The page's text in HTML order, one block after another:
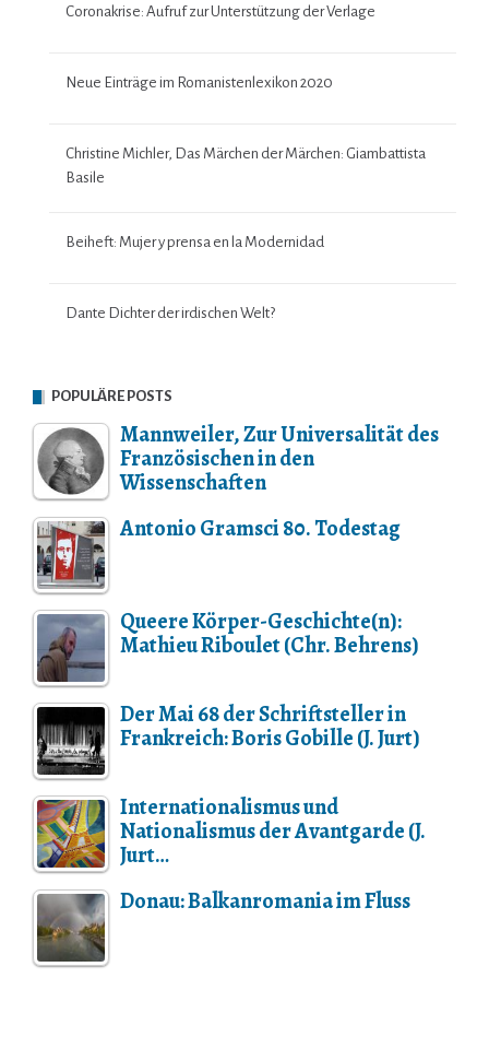
Coronakrise: Aufruf zur Unterstützung der Verlage
Neue Einträge im Romanistenlexikon 2020
Christine Michler, Das Märchen der Märchen: Giambattista
Basile
Beiheft: Mujer y prensa en la Modernidad
Dante Dichter der irdischen Welt?
POPULÄRE POSTS
Mannweiler, Zur Universalität des
Französischen in den
Wissenschaften
Antonio Gramsci 80. Todestag
Queere Körper-Geschichte(n):
Mathieu Riboulet (Chr. Behrens)
Der Mai 68 der Schriftsteller in
Frankreich: Boris Gobille (J. Jurt)
Internationalismus und
Nationalismus der Avantgarde (J.
Jurt…
Donau: Balkanromania im Fluss